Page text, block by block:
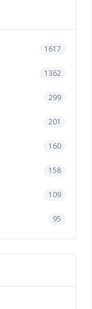
1617
1362
299
201
160
158
109
95